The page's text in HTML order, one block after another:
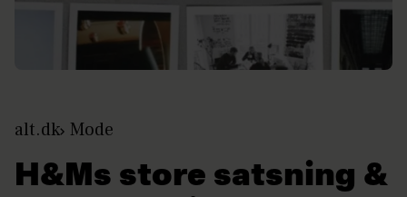
alt.dk Mode
H&Ms store satsning &